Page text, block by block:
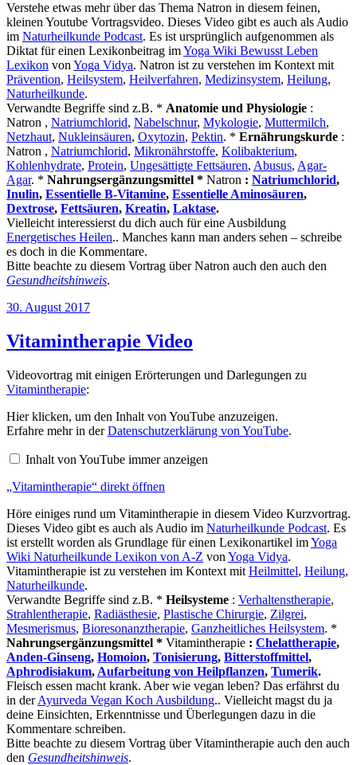
Verstehe etwas mehr über das Thema Natron in diesem feinen,
kleinen Youtube Vortragsvideo. Dieses Video gibt es auch als Audio
im Naturheilkunde Podcast. Es ist ursprünglich aufgenommen als
Diktat für einen Lexikonbeitrag imYoga Wiki Bewusst Leben
Lexikon von Yoga Vidya. Natron ist zu verstehen im Kontext mit
Prävention, Heilsystem, Heilverfahren, Medizinsystem, Heilung,
Naturheilkunde.
Verwandte Begriffe sind z.B. * Anatomie und Physiologie :
Natron , Natriumchlorid, Nabelschnur, Mykologie, Muttermilch,
Netzhaut, Nukleinsäuren, Oxytozin, Pektin. * Ernährungskurde :
Natron , Natriumchlorid, Mikronährstoffe, Kolibakterium,
Kohlenhydrate, Protein, Ungesättigte Fettsäuren, Abusus, Agar-
Agar. * Nahrungsergänzungsmittel * Natron : Natriumchlorid,
Inulin, Essentielle B-Vitamine, Essentielle Aminosäuren,
Dextrose, Fettsäuren, Kreatin, Laktase.
Vielleicht interessierst du dich auch für eine Ausbildung
Energetisches Heilen.. Manches kann man anders sehen – schreibe
es doch in die Kommentare.
Bitte beachte zu diesem Vortrag über Natron auch den auch den
Gesundheitshinweis.
Veröffentlicht
30. August 2017
Vitamintherapie Video
Videovortrag mit einigen Erörterungen und Darlegungen zu
Vitamintherapie:
„Vitamintherapie“
von
YouTube
anzeigen
Hier klicken, um den Inhalt von YouTube anzuzeigen.
Erfahre mehr in derDatenschutzerklärung von YouTube.
Inhalt von YouTube immer anzeigen
„Vitamintherapie“ direkt öffnen
Höre einiges rund um Vitamintherapie in diesem Video Kurzvortrag.
Dieses Video gibt es auch als Audio im Naturheilkunde Podcast. Es
ist erstellt worden als Grundlage für einen Lexikonartikel imYoga
Wiki Naturheilkunde Lexikon von A-Z von Yoga Vidya.
Vitamintherapie ist zu verstehen im Kontext mit Heilmittel, Heilung,
Naturheilkunde.
Verwandte Begriffe sind z.B. * Heilsysteme : Verhaltenstherapie,
Strahlentherapie, Radiästhesie, Plastische Chirurgie, Zilgrei,
Mesmerismus, Bioresonanztherapie, Ganzheitliches Heilsystem. *
Nahrungsergänzungsmittel * Vitamintherapie : Chelattherapie,
Anden-Ginseng, Homoion, Tonisierung, Bitterstoffmittel,
Aphrodisiakum, Aufarbeitung von Heilpflanzen, Tumerik.
Fleisch essen macht krank. Aber wie vegan leben? Das erfährst du
in derAyurveda Vegan Koch Ausbildung.. Vielleicht magst du ja
deine Einsichten, Erkenntnisse und Überlegungen dazu in die
Kommentare schreiben.
Bitte beachte zu diesem Vortrag über Vitamintherapie auch den auch
den Gesundheitshinweis.